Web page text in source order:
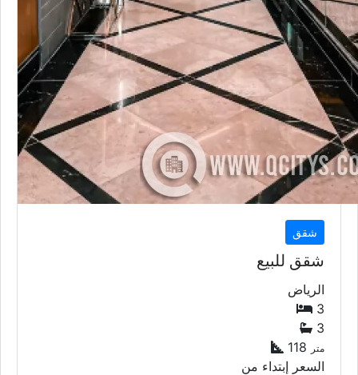
شقق
شقق للبيع
الرياض
3
3
118
متر
السعر إبتداء من